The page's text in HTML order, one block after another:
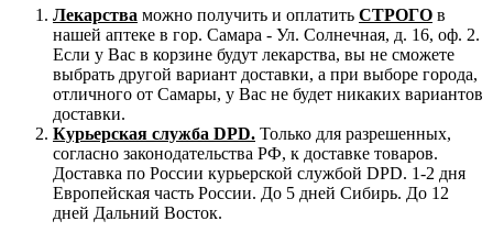
Лекарства можно получить и оплатить СТРОГО в
нашей аптеке в гор. Самара - Ул. Солнечная, д. 16, оф. 2.
Если у Вас в корзине будут лекарства, вы не сможете
выбрать другой вариант доставки, а при выборе города,
отличного от Самары, у Вас не будет никаких вариантов
доставки.
Курьерская служба DPD. Только для разрешенных,
согласно законодательства РФ, к доставке товаров.
Доставка по России курьерской службой DPD. 1-2 дня
Европейская часть России. До 5 дней Сибирь. До 12
дней Дальний Восток.